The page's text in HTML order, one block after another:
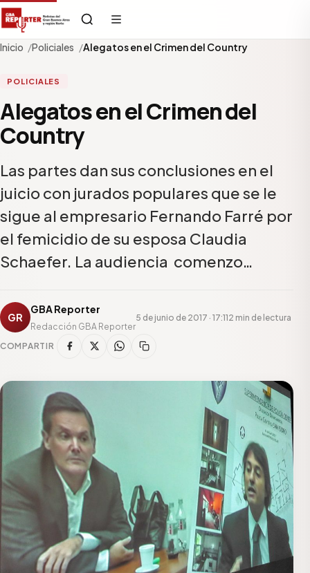
Inicio Policiales Alegatos en el Crimen del Country
POLICIALES
Alegatos en el Crimen del
Country
Las partes dan sus conclusiones en el
juicio con jurados populares que se le
sigue al empresario Fernando Farré por
el femicidio de su esposa Claudia
Schaefer. La audiencia comenzo…
GR
GBA Reporter
Redacción GBA Reporter
5 de junio de 2017 · 17:112 min de lectura
COMPARTIR